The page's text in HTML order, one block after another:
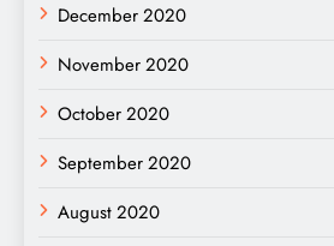
December 2020
November 2020
October 2020
September 2020
August 2020